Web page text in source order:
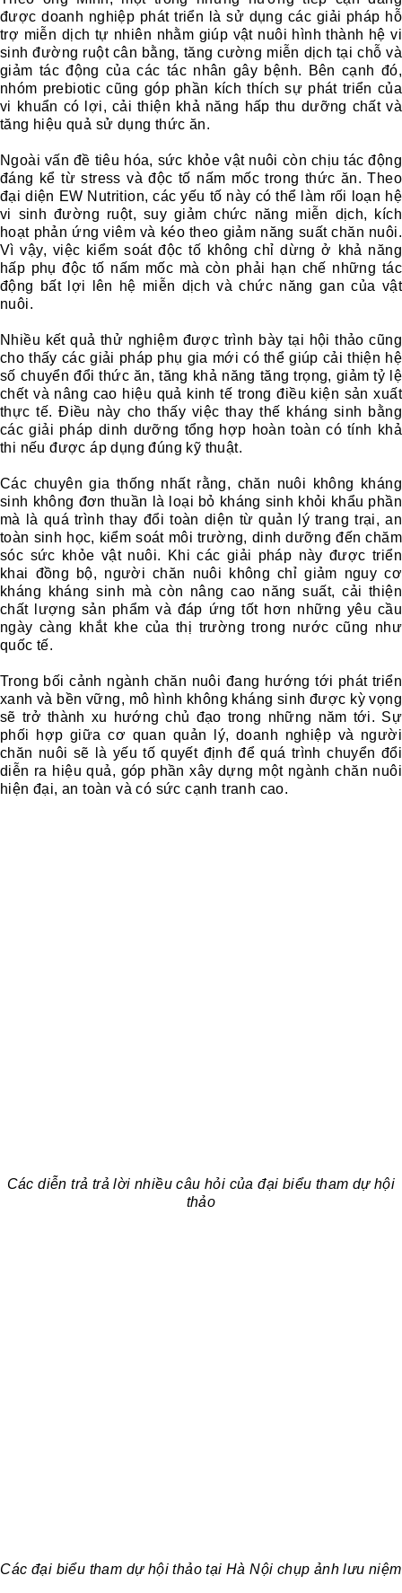
được doanh nghiệp phát triển là sử dụng các giải pháp hỗ
trợ miễn dịch tự nhiên nhằm giúp vật nuôi hình thành hệ vi
sinh đường ruột cân bằng, tăng cường miễn dịch tại chỗ và
giảm tác động của các tác nhân gây bệnh. Bên cạnh đó,
nhóm prebiotic cũng góp phần kích thích sự phát triển của
vi khuẩn có lợi, cải thiện khả năng hấp thu dưỡng chất và
tăng hiệu quả sử dụng thức ăn.
Ngoài vấn đề tiêu hóa, sức khỏe vật nuôi còn chịu tác động
đáng kể từ stress và độc tố nấm mốc trong thức ăn. Theo
đại diện EW Nutrition, các yếu tố này có thể làm rối loạn hệ
vi sinh đường ruột, suy giảm chức năng miễn dịch, kích
hoạt phản ứng viêm và kéo theo giảm năng suất chăn nuôi.
Vì vậy, việc kiểm soát độc tố không chỉ dừng ở khả năng
hấp phụ độc tố nấm mốc mà còn phải hạn chế những tác
động bất lợi lên hệ miễn dịch và chức năng gan của vật
nuôi.
Nhiều kết quả thử nghiệm được trình bày tại hội thảo cũng
cho thấy các giải pháp phụ gia mới có thể giúp cải thiện hệ
số chuyển đổi thức ăn, tăng khả năng tăng trọng, giảm tỷ lệ
chết và nâng cao hiệu quả kinh tế trong điều kiện sản xuất
thực tế. Điều này cho thấy việc thay thế kháng sinh bằng
các giải pháp dinh dưỡng tổng hợp hoàn toàn có tính khả
thi nếu được áp dụng đúng kỹ thuật.
Các chuyên gia thống nhất rằng, chăn nuôi không kháng
sinh không đơn thuần là loại bỏ kháng sinh khỏi khẩu phần
mà là quá trình thay đổi toàn diện từ quản lý trang trại, an
toàn sinh học, kiểm soát môi trường, dinh dưỡng đến chăm
sóc sức khỏe vật nuôi. Khi các giải pháp này được triển
khai đồng bộ, người chăn nuôi không chỉ giảm nguy cơ
kháng kháng sinh mà còn nâng cao năng suất, cải thiện
chất lượng sản phẩm và đáp ứng tốt hơn những yêu cầu
ngày càng khắt khe của thị trường trong nước cũng như
quốc tế.
Trong bối cảnh ngành chăn nuôi đang hướng tới phát triển
xanh và bền vững, mô hình không kháng sinh được kỳ vọng
sẽ trở thành xu hướng chủ đạo trong những năm tới. Sự
phối hợp giữa cơ quan quản lý, doanh nghiệp và người
chăn nuôi sẽ là yếu tố quyết định để quá trình chuyển đổi
diễn ra hiệu quả, góp phần xây dựng một ngành chăn nuôi
hiện đại, an toàn và có sức cạnh tranh cao.
Các diễn trả trả lời nhiều câu hỏi của đại biểu tham dự hội
thảo
Các đại biểu tham dự hội thảo tại Hà Nội chụp ảnh lưu niệm